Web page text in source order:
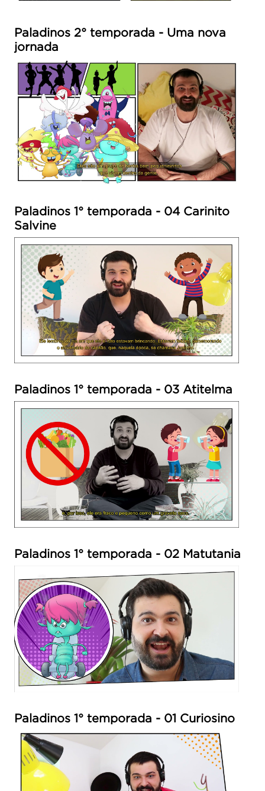
Paladinos 2° temporada - Uma nova
jornada
Paladinos 1° temporada - 04 Carinito
Salvine
Paladinos 1° temporada - 03 Atitelma
Paladinos 1° temporada - 02 Matutania
Paladinos 1° temporada - 01 Curiosino